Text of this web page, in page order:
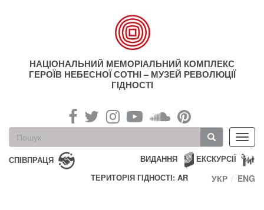
НАЦІОНАЛЬНИЙ МЕМОРІАЛЬНИЙ КОМПЛЕКС
ГЕРОЇВ НЕБЕСНОЇ СОТНІ – МУЗЕЙ РЕВОЛЮЦІЇ
ГІДНОСТІ
Пошукова
форма
Пошук
СПІВПРАЦЯ ЕКСКУРСІЇ
ВИДАННЯ
ТЕРИТОРІЯ ГІДНОСТІ: AR
УКР ENG